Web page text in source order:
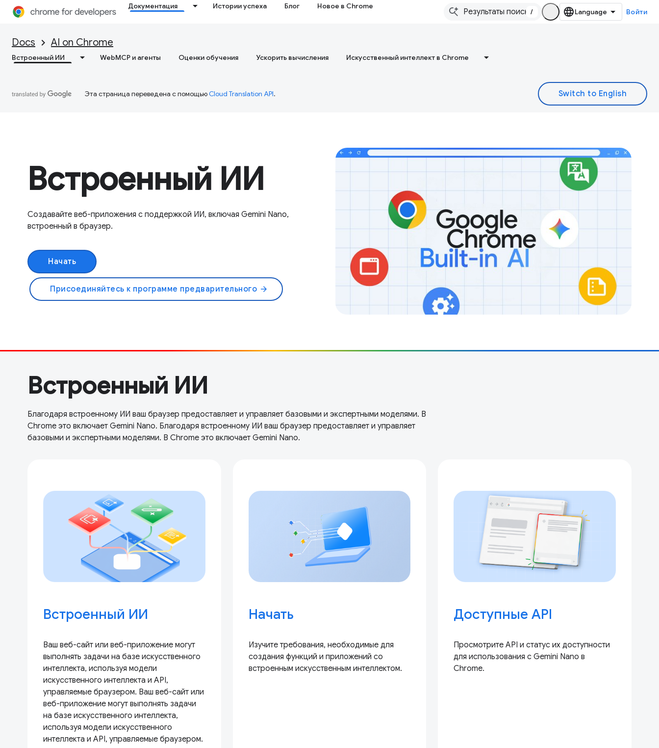
Документация Истории успеха Блог Новое в Chrome
/ Войти
Docs AI on Chrome
Встроенный ИИ WebMCP и агенты Оценки обучения Ускорить вычисления Искусственный интеллект в Chrome
Эта страница переведена с помощьюCloud Translation API.
Встроенный ИИ
Создавайте веб-приложения с поддержкой ИИ, включая Gemini Nano,
встроенный в браузер.
Начать
Присоединяйтесь к программе предварительного arrow_forward
Встроенный ИИ
Благодаря встроенному ИИ ваш браузер предоставляет и управляет базовыми и экспертными моделями. В
Chrome это включает Gemini Nano. Благодаря встроенному ИИ ваш браузер предоставляет и управляет
базовыми и экспертными моделями. В Chrome это включает Gemini Nano.
Встроенный ИИ
Ваш веб-сайт или веб-приложение могут
выполнять задачи на базе искусственного
интеллекта, используя модели
искусственного интеллекта и API,
управляемые браузером. Ваш веб-сайт или
веб-приложение могут выполнять задачи
на базе искусственного интеллекта,
используя модели искусственного
интеллекта и API, управляемые браузером.
Начать
Изучите требования, необходимые для
создания функций и приложений со
встроенным искусственным интеллектом.
Доступные API
Просмотрите API и статус их доступности
для использования с Gemini Nano в
Chrome.